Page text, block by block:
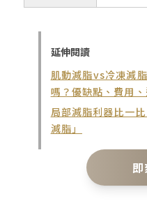
延伸閱讀
肌動減脂vs冷凍減
嗎？優缺點、費用
局部減脂利器比一
減脂」